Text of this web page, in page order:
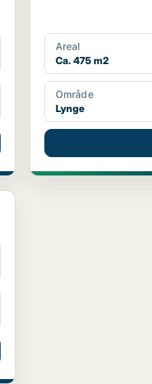
Areal
Ca. 475 m2
Område
Lynge